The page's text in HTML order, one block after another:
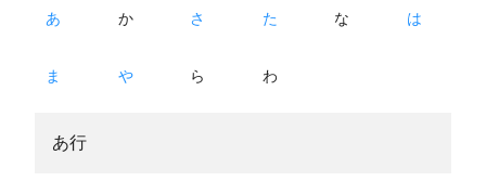
あ か さ た な は
ま や ら わ
あ行